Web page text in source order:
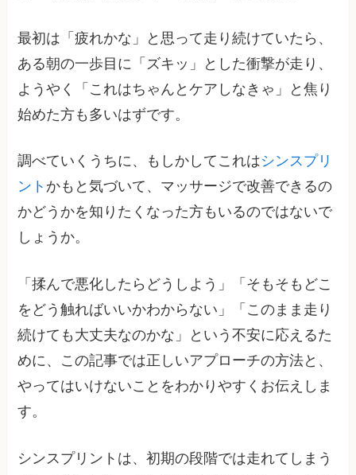
最初は「疲れかな」と思って走り続けていたら、
ある朝の一歩目に「ズキッ」とした衝撃が走り、
ようやく「これはちゃんとケアしなきゃ」と焦り
始めた方も多いはずです。
調べていくうちに、もしかしてこれはシンスプリ
ント かもと気づいて、マッサージで改善できるの
かどうかを知りたくなった方もいるのではないで
しょうか。
「揉んで悪化したらどうしよう」「そもそもどこ
をどう触ればいいかわからない」「このまま走り
続けても大丈夫なのかな」という不安に応えるた
めに、この記事では正しいアプローチの方法と、
やってはいけないことをわかりやすくお伝えしま
す。
シンスプリントは、初期の段階では走れてしまう